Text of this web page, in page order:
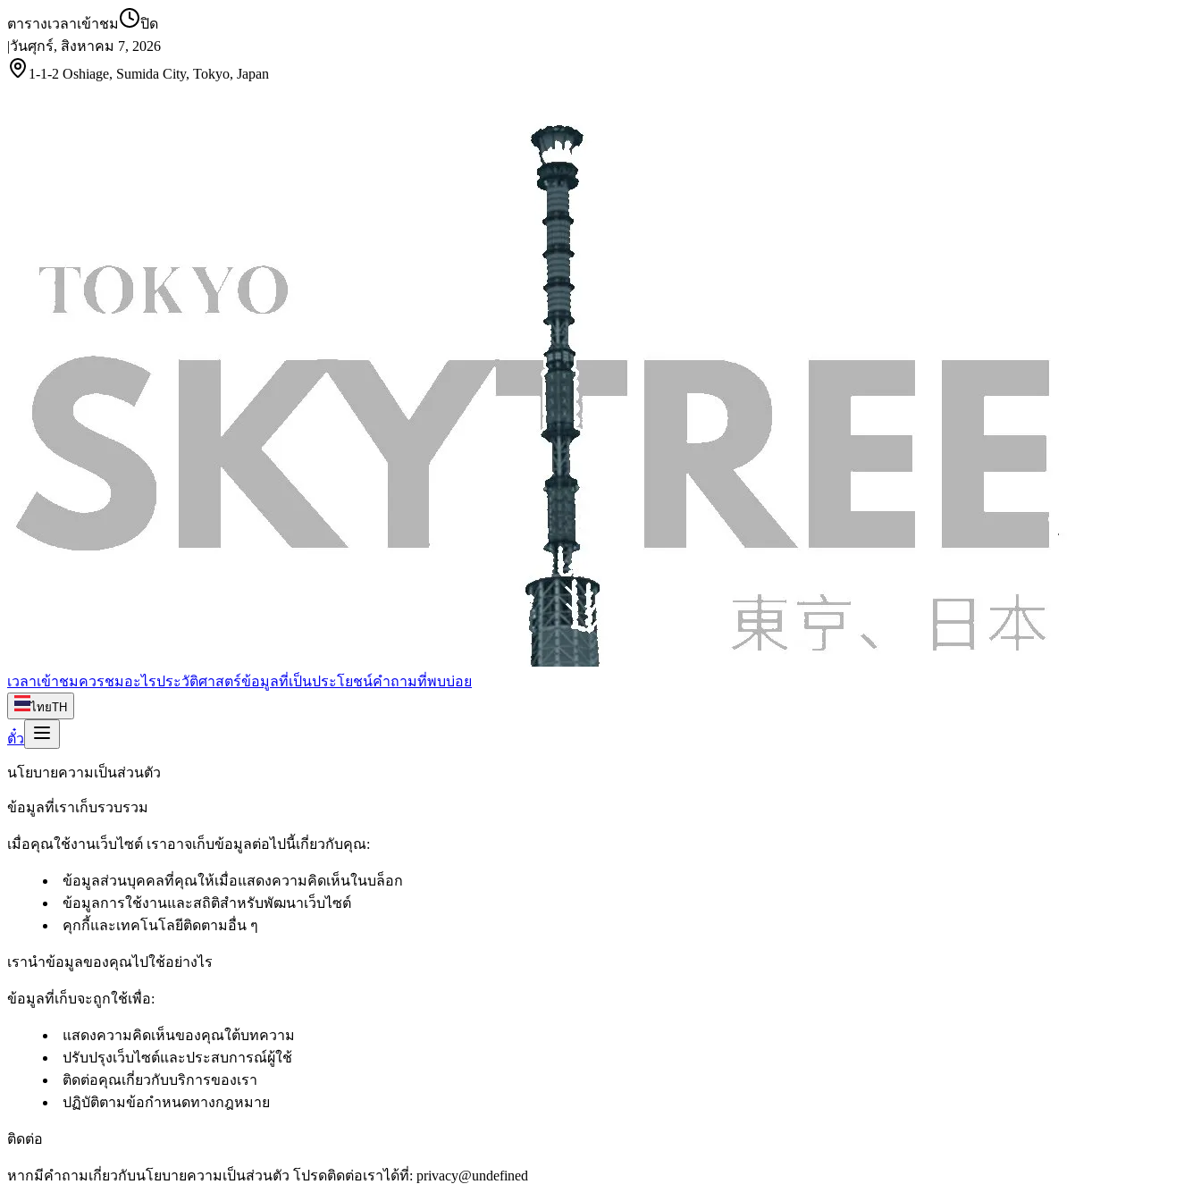
ตารางเวลาเข้าชม
ปิด
|วันศุกร์, สิงหาคม 7, 2026
1-1-2 Oshiage, Sumida City, Tokyo, Japan
เวลาเข้าชมควรชมอะไรประวัติศาสตร์ข้อมูลที่เป็นประโยชน์คำถามที่พบบ่อย
ไทยTH
ตั๋ว
นโยบายความเป็นส่วนตัว
ข้อมูลที่เราเก็บรวบรวม
เมื่อคุณใช้งานเว็บไซต์ เราอาจเก็บข้อมูลต่อไปนี้เกี่ยวกับคุณ:
ข้อมูลส่วนบุคคลที่คุณให้เมื่อแสดงความคิดเห็นในบล็อก
ข้อมูลการใช้งานและสถิติสำหรับพัฒนาเว็บไซต์
คุกกี้และเทคโนโลยีติดตามอื่น ๆ
เรานำข้อมูลของคุณไปใช้อย่างไร
ข้อมูลที่เก็บจะถูกใช้เพื่อ:
แสดงความคิดเห็นของคุณใต้บทความ
ปรับปรุงเว็บไซต์และประสบการณ์ผู้ใช้
ติดต่อคุณเกี่ยวกับบริการของเรา
ปฏิบัติตามข้อกำหนดทางกฎหมาย
ติดต่อ
หากมีคำถามเกี่ยวกับนโยบายความเป็นส่วนตัว โปรดติดต่อเราได้ที่: privacy@undefined